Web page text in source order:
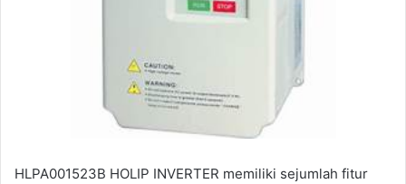
HLPA001523B HOLIP INVERTER memiliki sejumlah fitur